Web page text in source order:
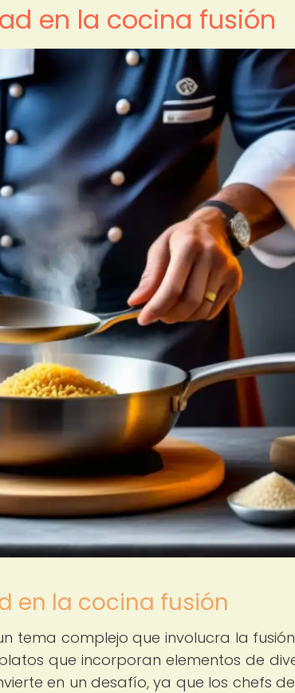
en la cocina fusión
en la cocina fusión
tema complejo que involucra la
que incorporan elementos de
en un desafío, ya que los chefs